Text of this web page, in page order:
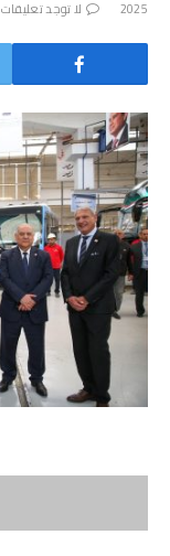
2025
لا توجد تعليقات